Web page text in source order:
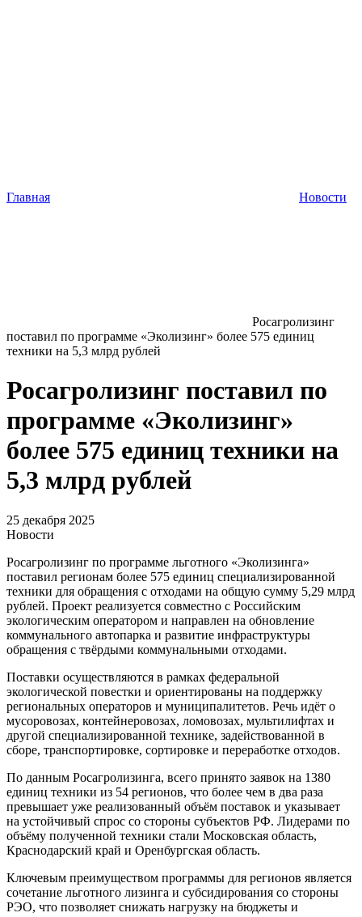
Главная Новости
Росагролизинг
поставил по программе «Эколизинг» более 575 единиц
техники на 5,3 млрд рублей
Росагролизинг поставил по
программе «Эколизинг»
более 575 единиц техники на
5,3 млрд рублей
25 декабря 2025
Новости
Росагролизинг по программе льготного «Эколизинга»
поставил регионам более 575 единиц специализированной
техники для обращения с отходами на общую сумму 5,29 млрд
рублей. Проект реализуется совместно с Российским
экологическим оператором и направлен на обновление
коммунального автопарка и развитие инфраструктуры
обращения с твёрдыми коммунальными отходами.
Поставки осуществляются в рамках федеральной
экологической повестки и ориентированы на поддержку
региональных операторов и муниципалитетов. Речь идёт о
мусоровозах, контейнеровозах, ломовозах, мультилифтах и
другой специализированной технике, задействованной в
сборе, транспортировке, сортировке и переработке отходов.
По данным Росагролизинга, всего принято заявок на 1380
единиц техники из 54 регионов, что более чем в два раза
превышает уже реализованный объём поставок и указывает
на устойчивый спрос со стороны субъектов РФ. Лидерами по
объёму полученной техники стали Московская область,
Краснодарский край и Оренбургская область.
Ключевым преимуществом программы для регионов является
сочетание льготного лизинга и субсидирования со стороны
РЭО, что позволяет снижать нагрузку на бюджеты и